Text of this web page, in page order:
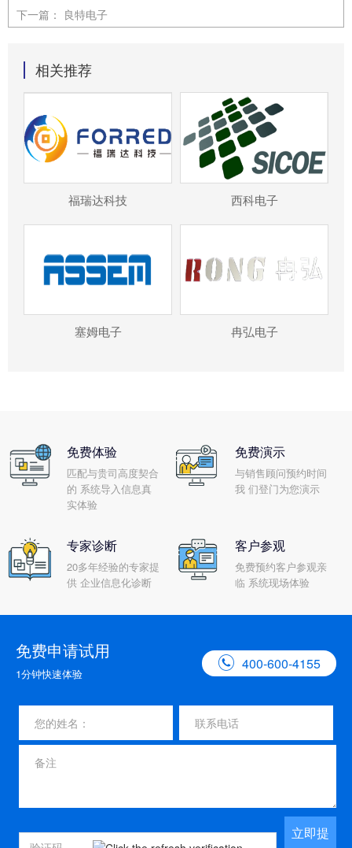
下一篇： 良特电子
相关推荐
福瑞达科技 西科电子
塞姆电子 冉弘电子
免费体验
匹配与贵司高度契合
的 系统导入信息真
实体验
免费演示
与销售顾问预约时间
我 们登门为您演示
专家诊断
20多年经验的专家提
供 企业信息化诊断
客户参观
免费预约客户参观亲
临 系统现场体验
免费申请试用
1分钟快速体验
 400-600-4155
立即提